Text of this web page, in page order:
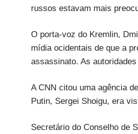
russos estavam mais
O porta-voz do Kremlin,
mídia ocidentais de que a
assassinato. As
A CNN citou uma agência
Putin, Sergei Shoigu, era
Secretário do Conselho de